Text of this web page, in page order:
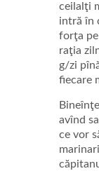
ceilalţi
intră în
forţa pe
raţia
g/zi
fiecare
avînd
ce vor